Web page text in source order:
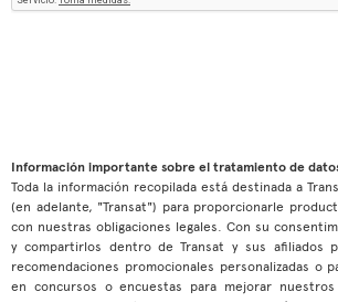
Información importante sobre el tratamiento de
Toda la información recopilada está destinada a
(en adelante, "Transat") para proporcionarle
con nuestras obligaciones legales. Con su
y compartirlos dentro de Transat y sus afiliados
recomendaciones promocionales personalizadas o
en concursos o encuestas para mejorar nuestros